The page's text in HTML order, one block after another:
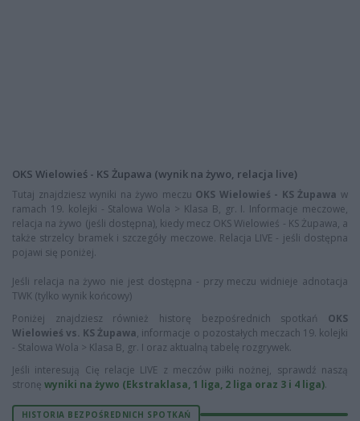
OKS Wielowieś - KS Żupawa (wynik na żywo, relacja live)
Tutaj znajdziesz wyniki na żywo meczu OKS Wielowieś - KS Żupawa w
ramach 19. kolejki - Stalowa Wola > Klasa B, gr. I. Informacje meczowe,
relacja na żywo (jeśli dostępna), kiedy mecz OKS Wielowieś - KS Żupawa, a
także strzelcy bramek i szczegóły meczowe. Relacja LIVE - jeśli dostępna
pojawi się poniżej.
Jeśli relacja na żywo nie jest dostępna - przy meczu widnieje adnotacja
TWK (tylko wynik końcowy)
Poniżej znajdziesz również historę bezpośrednich spotkań OKS
Wielowieś vs. KS Żupawa, informacje o pozostałych meczach 19. kolejki
- Stalowa Wola > Klasa B, gr. I oraz aktualną tabelę rozgrywek.
Jeśli interesują Cię relacje LIVE z meczów piłki nożnej, sprawdź naszą
stronę wyniki na żywo (Ekstraklasa, 1 liga, 2 liga oraz 3 i 4 liga).
HISTORIA BEZPOŚREDNICH SPOTKAŃ